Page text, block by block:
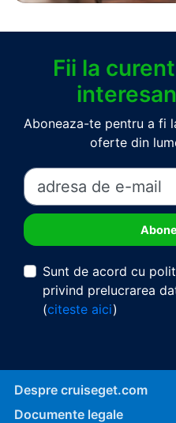
Fii la
Aboneaza-te pentru a fi
oferte din
Sunt de acord cu
privind prelucrarea
(citeste aici)
Despre cruiseget.com
Documente legale